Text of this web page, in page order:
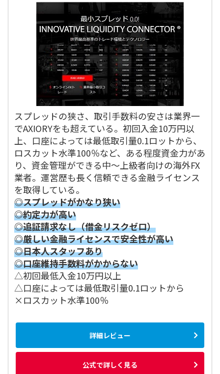
スプレッドの狭さ、取引手数料の安さは業界一
でAXIORYをも超えている。初回入金10万円以
上、口座によっては最低取引量0.1ロットから、
ロスカット水準100％など、ある程度資金力があ
り、資金管理ができる中～上級者向けの海外FX
業者。運営歴も長く信頼できる金融ライセンス
を取得している。
◎スプレッドがかなり狭い
◎約定力が高い
◎追証請求なし（借金リスクゼロ）
◎厳しい金融ライセンスで安全性が高い
◎日本人スタッフあり
◎口座維持手数料がかからない
△初回最低入金10万円以上
△口座によっては最低取引量0.1ロットから
×ロスカット水準100％
詳細レビュー
公式で詳しく見る